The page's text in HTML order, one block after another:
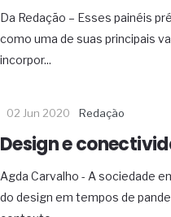
Da Redação – Esses painéis
como uma de suas principais
incorpor...
02 Jun 2020 Redação
Design e
Agda Carvalho - A sociedade
do design em tempos de